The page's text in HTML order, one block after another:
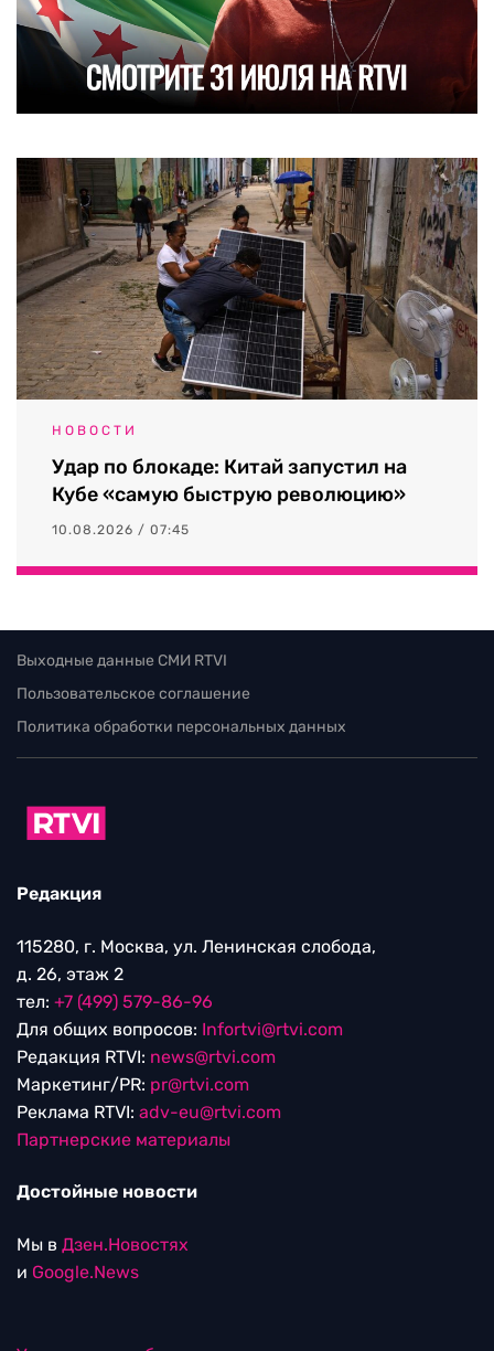
НОВОСТИ
Удар по блокаде: Китай запустил на
Кубе «самую быструю революцию»
10.08.2026 / 07:45
Выходные данные СМИ RTVI
Пользовательское соглашение
Политика обработки персональных данных
Редакция
115280, г. Москва, ул. Ленинская слобода,
д. 26, этаж 2
тел: +7 (499) 579-86-96
Для общих вопросов: Infortvi@rtvi.com
Редакция RTVI: news@rtvi.com
Маркетинг/PR: pr@rtvi.com
Реклама RTVI: adv-eu@rtvi.com
Партнерские материалы
Достойные новости
Мы в Дзен.Новостях
и Google.News